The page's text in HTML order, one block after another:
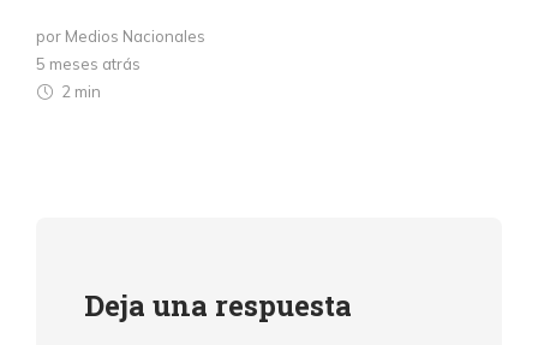
por Medios Nacionales
5 meses atrás
2 min
Deja una respuesta